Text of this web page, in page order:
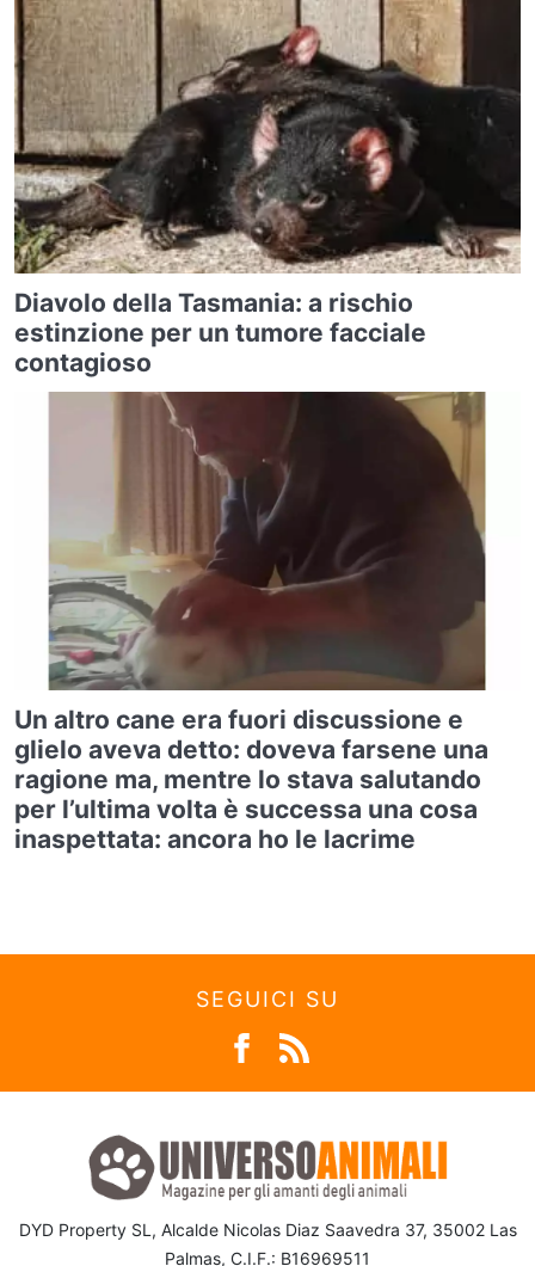
Diavolo della Tasmania: a rischio
estinzione per un tumore facciale
contagioso
Un altro cane era fuori discussione e
glielo aveva detto: doveva farsene una
ragione ma, mentre lo stava salutando
per l’ultima volta è successa una cosa
inaspettata: ancora ho le lacrime
SEGUICI SU
DYD Property SL, Alcalde Nicolas Diaz Saavedra 37, 35002 Las
Palmas, C.I.F.: B16969511